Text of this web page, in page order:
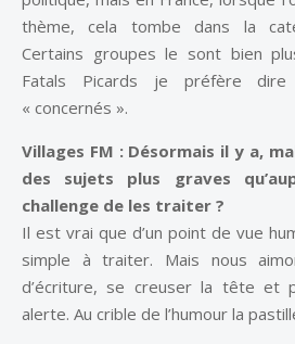
thème, cela tombe dans la
Certains groupes le sont bien
Fatals Picards je préfère
« concernés ».
Villages FM : Désormais il y a,
des sujets plus graves
challenge de les traiter ?
Il est vrai que d’un point de vue
simple à traiter. Mais nous
d’écriture, se creuser la tête et
alerte. Au crible de l’humour la